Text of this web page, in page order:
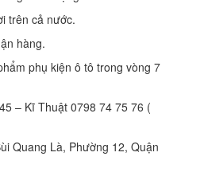
trên cả nước.
hàng.
phụ kiện ô tô trong vòng 7
– Kĩ Thuật 0798 74 75 76 (
Quang Là, Phường 12, Quận